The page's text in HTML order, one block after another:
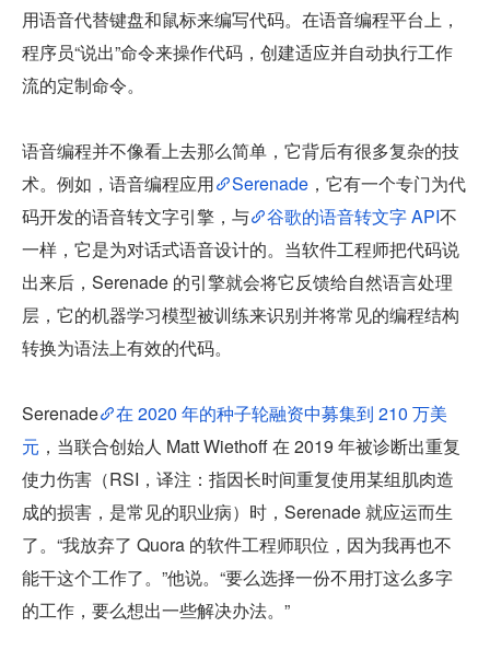
用语音代替键盘和鼠标来编写代码。在语音编程平台上，
程序员“说出”命令来操作代码，创建适应并自动执行工作
流的定制命令。
语音编程并不像看上去那么简单，它背后有很多复杂的技
术。例如，语音编程应用
Serenade ，它有一个专门为代
码开发的语音转文字引擎，与
谷歌的语音转文字 API不
一样，它是为对话式语音设计的。当软件工程师把代码说
出来后，Serenade 的引擎就会将它反馈给自然语言处理
层，它的机器学习模型被训练来识别并将常见的编程结构
转换为语法上有效的代码。
Serenade
在 2020 年的种子轮融资中募集到 210 万美
元 ，当联合创始人 Matt Wiethoff 在 2019 年被诊断出重复
使力伤害（RSI，译注：指因长时间重复使用某组肌肉造
成的损害，是常见的职业病）时，Serenade 就应运而生
了。“我放弃了 Quora 的软件工程师职位，因为我再也不
能干这个工作了。”他说。“要么选择一份不用打这么多字
的工作，要么想出一些解决办法。”